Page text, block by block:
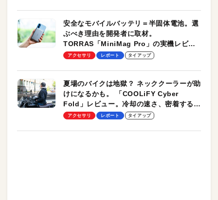
安全なモバイルバッテリ＝半固体電池。選
ぶべき理由を開発者に取材。
TORRAS「MiniMag Pro」の実機レビュ
ーも
アクセサリ レポート タイアップ
夏場のバイクは地獄？ ネッククーラーが助
けになるかも。 「COOLiFY Cyber
Fold」レビュー。冷却の速さ、密着する冷
却プレート、シンプルな操作性がグッド！
アクセサリ レポート タイアップ